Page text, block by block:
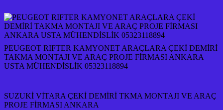
PEUGEOT RIFTER KAMYONET ARAÇLARA ÇEKİ DEMİRİ
TAKMA MONTAJI VE ARAÇ PROJE FİRMASI ANKARA
USTA MÜHENDİSLİK 05323118894
SUZUKİ VİTARA ÇEKİ DEMİRİ TKMA MONTAJI VE ARAÇ
PROJE FİRMASI ANKARA